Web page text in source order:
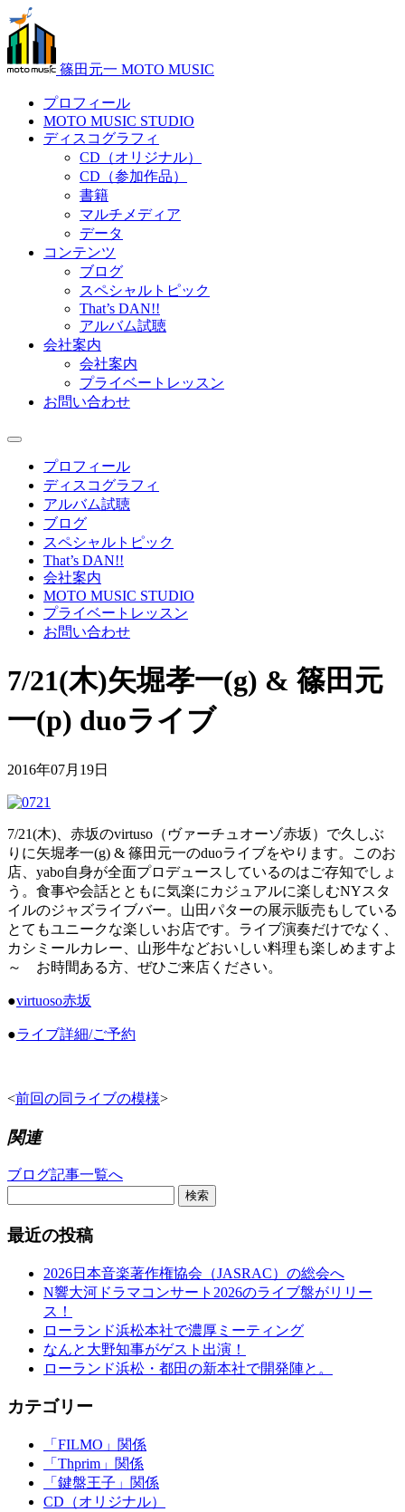
篠田元一 MOTO MUSIC
プロフィール
MOTO MUSIC STUDIO
ディスコグラフィ
CD（オリジナル）
CD（参加作品）
書籍
マルチメディア
データ
コンテンツ
ブログ
スペシャルトピック
That’s DAN!!
アルバム試聴
会社案内
会社案内
プライベートレッスン
お問い合わせ
プロフィール
ディスコグラフィ
アルバム試聴
ブログ
スペシャルトピック
That’s DAN!!
会社案内
MOTO MUSIC STUDIO
プライベートレッスン
お問い合わせ
7/21(木)矢堀孝一(g) & 篠田元
一(p) duoライブ
2016年07月19日
7/21(木)、赤坂のvirtuso（ヴァーチュオーゾ赤坂）で久しぶ
りに矢堀孝一(g) & 篠田元一のduoライブをやります。このお
店、yabo自身が全面プロデュースしているのはご存知でしょ
う。食事や会話とともに気楽にカジュアルに楽しむNYスタ
イルのジャズライブバー。山田パターの展示販売もしている
とてもユニークな楽しいお店です。ライブ演奏だけでなく、
カシミールカレー、山形牛などおいしい料理も楽しめますよ
～ お時間ある方、ぜひご来店ください。
●virtuoso赤坂
●ライブ詳細/ご予約
<前回の同ライブの模様>
関連
ブログ記事一覧へ
検索
最近の投稿
2026日本音楽著作権協会（JASRAC）の総会へ
N響大河ドラマコンサート2026のライブ盤がリリー
ス！
ローランド浜松本社で濃厚ミーティング
なんと大野知事がゲスト出演！
ローランド浜松・都田の新本社で開発陣と。
カテゴリー
「FILMO」関係
「Thprim」関係
「鍵盤王子」関係
CD（オリジナル）